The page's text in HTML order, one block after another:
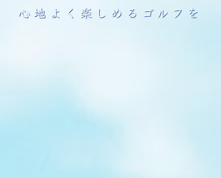
心地よく楽しめるゴルフを